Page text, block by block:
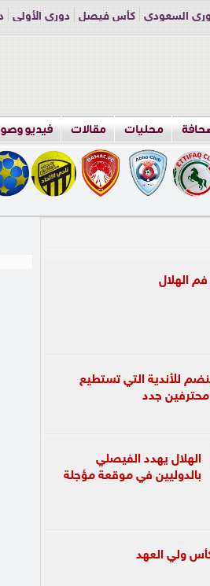
السعودي كأس فيصل دوري الأولى
محليات مقالات فيديو
الهلال
للأندية التي تستطيع
جدد
الهلال يهدد الفيصلي
بالدوليين في موقعة مؤجلة
ولي العهد